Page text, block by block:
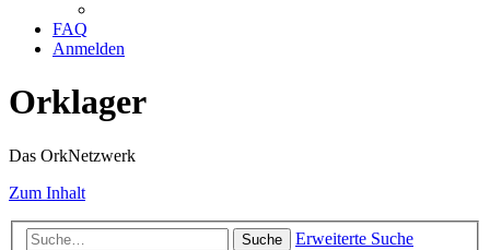
FAQ
Anmelden
Orklager
Das OrkNetzwerk
Zum Inhalt
Suche Erweiterte Suche